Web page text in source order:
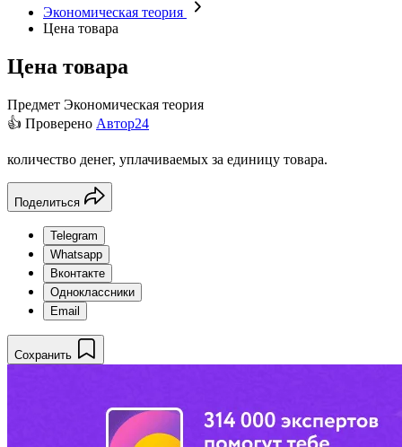
Экономическая теория
Цена товара
Цена товара
Предмет Экономическая теория
👍 Проверено Автор24
количество денег, уплачиваемых за единицу товара.
Поделиться
Telegram
Whatsapp
Вконтакте
Одноклассники
Email
Сохранить